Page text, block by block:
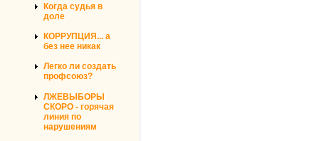
Когда судья в
доле
КОРРУПЦИЯ... а
без нее никак
Легко ли создать
профсоюз?
ЛЖЕВЫБОРЫ
СКОРО - горячая
линия по
нарушениям